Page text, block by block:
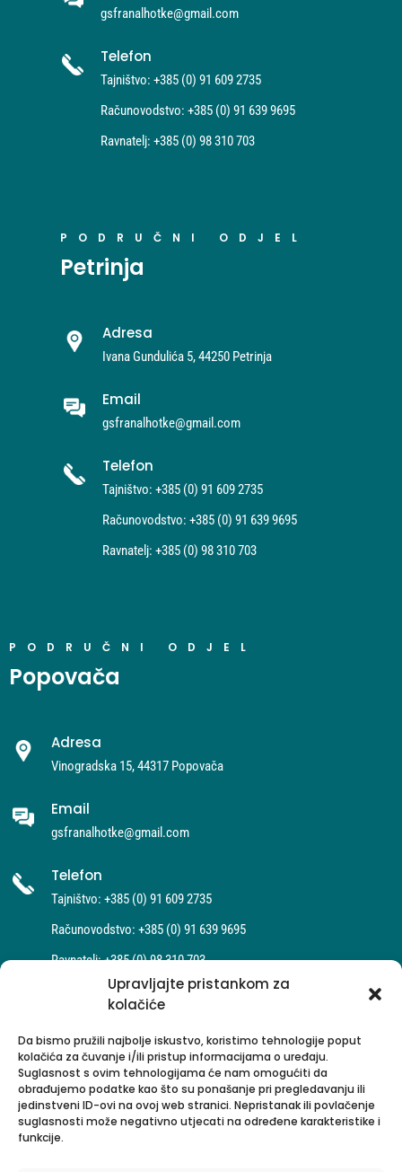
Upravljajte pristankom za
kolačiće
Da bismo pružili najbolje iskustvo, koristimo tehnologije poput
kolačića za čuvanje i/ili pristup informacijama o uređaju.
Suglasnost s ovim tehnologijama će nam omogućiti da
obrađujemo podatke kao što su ponašanje pri pregledavanju ili
jedinstveni ID-ovi na ovoj web stranici. Nepristanak ili povlačenje
suglasnosti može negativno utjecati na određene karakteristike i
funkcije.
gsfranalhotke@gmail.com
Telefon
Tajništvo: +385 (0) 91 609 2735
Računovodstvo: +385 (0) 91 639 9695
Ravnatelj: +385 (0) 98 310 703
PODRUČNI ODJEL
Petrinja
Adresa
Ivana Gundulića 5, 44250 Petrinja
Email
gsfranalhotke@gmail.com
Telefon
Tajništvo: +385 (0) 91 609 2735
Računovodstvo: +385 (0) 91 639 9695
Ravnatelj: +385 (0) 98 310 703
PODRUČNI ODJEL
Popovača
Adresa
Vinogradska 15, 44317 Popovača
Email
gsfranalhotke@gmail.com
Telefon
Tajništvo: +385 (0) 91 609 2735
Računovodstvo: +385 (0) 91 639 9695
Ravnatelj: +385 (0) 98 310 703